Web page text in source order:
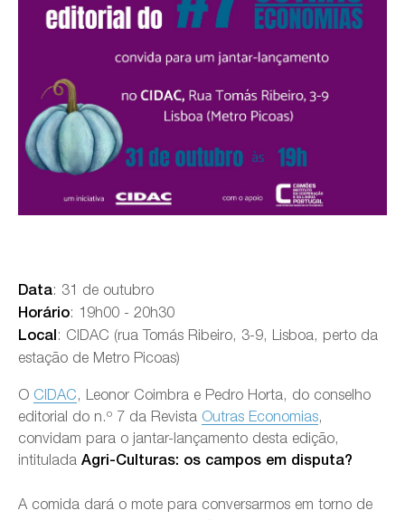
Data: 31 de outubro
Horário: 19h00 - 20h30
Local : CIDAC (rua Tomás Ribeiro, 3-9, Lisboa, perto da
estação de Metro Picoas)
O CIDAC , Leonor Coimbra e Pedro Horta, do conselho
editorial do n.º 7 da Revista Outras Economias
convidam para o jantar-lançamento desta edição,
intitulada Agri-Culturas: os campos em disputa?
A comida dará o mote para conversarmos em torno de